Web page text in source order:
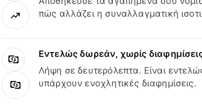
πώς αλλάζει η συναλλαγματική
Εντελώς δωρεάν, χωρίς
Λήψη σε δευτερόλεπτα. Είναι
υπάρχουν ενοχλητικές διαφημίσεις.